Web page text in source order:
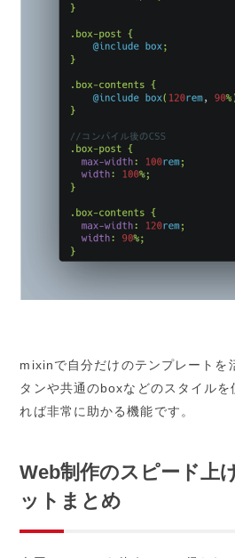
mixinで自分だけのテンプレートを
タンや共通のboxなどのスタイル
れば非常に助かる機能です。
Web制作のスピード上
ットまとめ